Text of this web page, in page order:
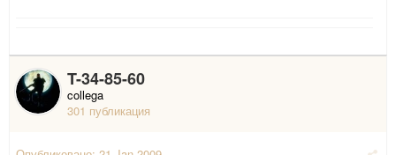
T-34-85-60
collega
301 публикация